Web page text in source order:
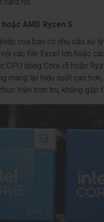
card rời.
AMD Ryzen 5
của bạn có nhu cầu xử
các file Excel lớn hoặc
CPU dòng Core i5 hoặc
mang lại hiệu suất cao
hiện trơn tru, không gặp